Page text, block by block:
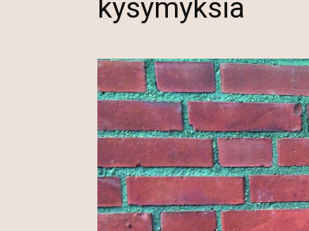
kysymyksiä